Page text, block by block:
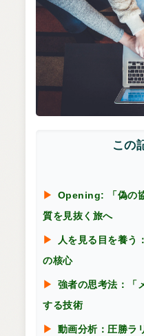
この
Opening: 「偽の
質を見抜く旅へ
人を見る目を養う
の核心
強者の思考法：「
する技術
動画分析：圧勝ラ